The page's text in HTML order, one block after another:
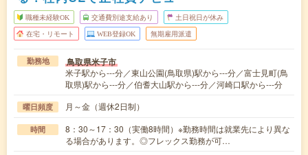
職種未経験OK 交通費別途支給あり 土日祝日が休み
在宅・リモート WEB登録OK 無期雇用派遣
勤務地 鳥取県米子市
米子駅から---分／東山公園(鳥取県)駅から---分／富士見町(鳥
取県)駅から---分／伯耆大山駅から---分／河崎口駅から---分
曜日頻度 月～金（週休2日制）
時間
8：30～17：30（実働8時間）※勤務時間は就業先により異な
る場合があります。◎フレックス勤務が可…